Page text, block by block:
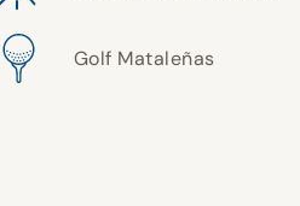
Golf Mataleñas